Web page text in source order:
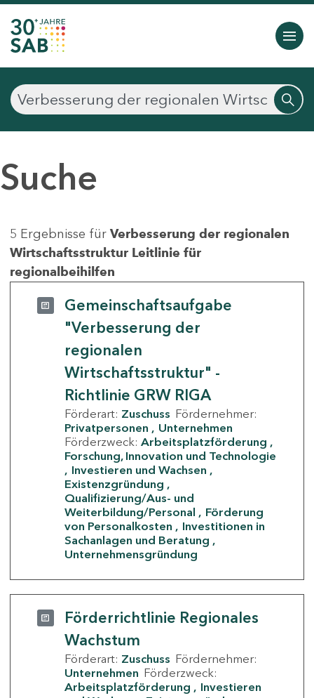
Suche
5 Ergebnisse für Verbesserung der regionalen
Wirtschaftsstruktur Leitlinie für
regionalbeihilfen
Gemeinschaftsaufgabe
"Verbesserung der
regionalen
Wirtschaftsstruktur" -
Richtlinie GRW RIGA
Förderart: Zuschuss Fördernehmer:
Privatpersonen
Unternehmen
Förderzweck: Arbeitsplatzförderung
Forschung, Innovation und Technologie
Investieren und Wachsen
Existenzgründung
Qualifizierung/Aus- und
Weiterbildung/Personal
Förderung
von Personalkosten
Investitionen in
Sachanlagen und Beratung
Unternehmensgründung
Förderrichtlinie Regionales
Wachstum
Förderart: Zuschuss Fördernehmer:
Unternehmen Förderzweck:
Arbeitsplatzförderung
Investieren